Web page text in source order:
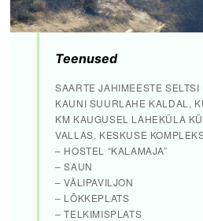
Teenused
SAARTE JAHIMEESTE
KAUNI SUURLAHE KALDAL,
KM KAUGUSEL LAHEKÜLA
VALLAS. KESKUSE
– HOSTEL “KALAMAJA”
– SAUN
– VÄLIPAVILJON
– LÕKKEPLATS
– TELKIMISPLATS